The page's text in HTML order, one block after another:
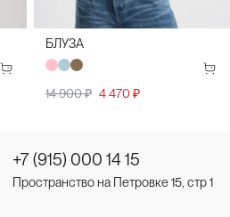
БЛУЗА
14 900 ₽ 4 470 ₽
+7 (915) 000 14 15
Пространство на Петровке 15, стр 1